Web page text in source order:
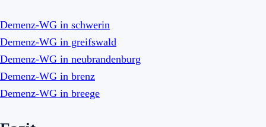
Demenz-WG in schwerin
Demenz-WG in greifswald
Demenz-WG in neubrandenburg
Demenz-WG in brenz
Demenz-WG in breege